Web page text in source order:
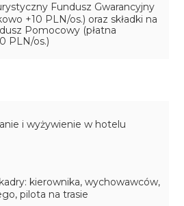
Fundusz Gwarancyjny
+10 PLN/os.) oraz składki na
Pomocowy (płatna
PLN/os.)
i wyżywienie w hotelu
kierownika, wychowawców,
pilota na trasie